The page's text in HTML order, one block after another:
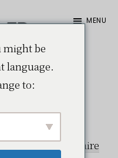
MENU
CBD
un commentaire
might be
language.
to: